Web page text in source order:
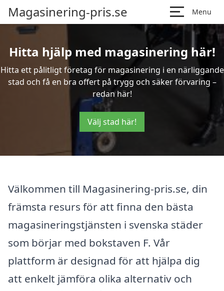
Magasinering-pris.se Menu
Hitta hjälp med magasinering här!
Hitta ett pålitligt företag för magasinering i en närliggande
stad och få en bra offert på trygg och säker förvaring –
redan här!
Välj stad här!
Välkommen till Magasinering-pris.se, din
främsta resurs för att finna den bästa
magasineringstjänsten i svenska städer
som börjar med bokstaven F. Vår
plattform är designad för att hjälpa dig
att enkelt jämföra olika alternativ och